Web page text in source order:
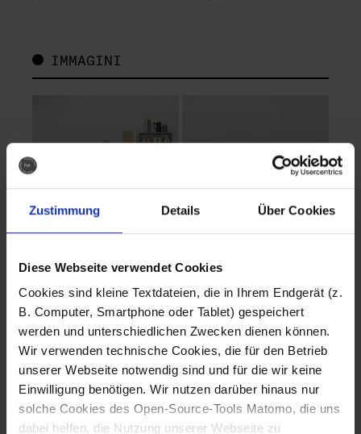
Zustimmung Details Über Cookies
Diese Webseite verwendet Cookies
Cookies sind kleine Textdateien, die in Ihrem Endgerät (z.
B. Computer, Smartphone oder Tablet) gespeichert
werden und unterschiedlichen Zwecken dienen können.
Wir verwenden technische Cookies, die für den Betrieb
unserer Webseite notwendig sind und für die wir keine
Einwilligung benötigen. Wir nutzen darüber hinaus nur
solche Cookies des Open-Source-Tools Matomo, die uns
dabei helfen, die Nutzung unserer Webseite zu
IMMAGINI
Fotografo: Lorenz
Sternbach
Download
Fotografo: Lorenz
Sternbach
Download